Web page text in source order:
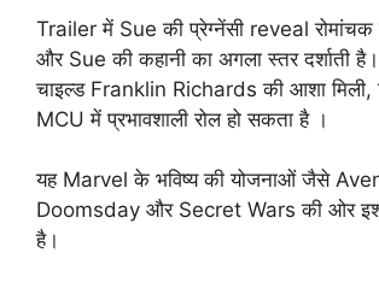
Trailer में Sue की प्रेग्नेंसी reveal
और Sue की कहानी का अगला स्तर दर्शाती
चाइल्ड Franklin Richards की आशा मिली,
MCU में प्रभावशाली रोल हो सकता है ।
यह Marvel के भविष्य की योजनाओं जैसे
Doomsday और Secret Wars की ओर
है।